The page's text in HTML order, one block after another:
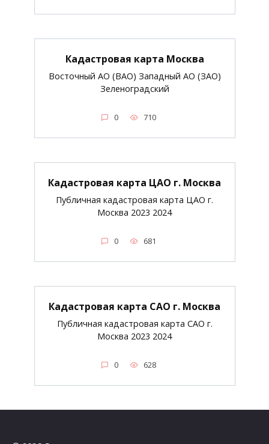
Кадастровая карта Москва
Восточный АО (ВАО) Западный АО (ЗАО)
Зеленоградский
0 710
Кадастровая карта ЦАО г. Москва
Публичная кадастровая карта ЦАО г.
Москва 2023 2024
0 681
Кадастровая карта САО г. Москва
Публичная кадастровая карта САО г.
Москва 2023 2024
0 628